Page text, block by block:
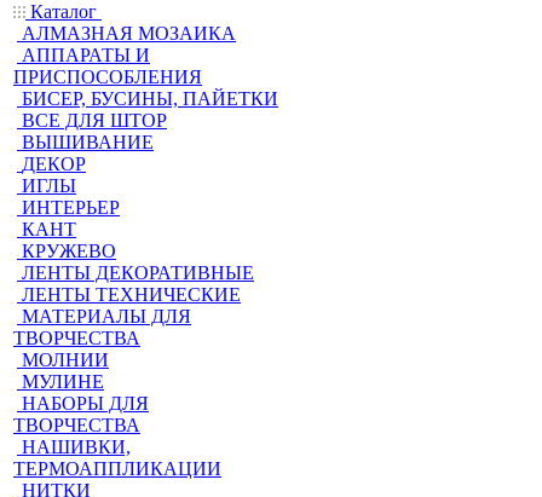
Каталог
АЛМАЗНАЯ МОЗАИКА
АППАРАТЫ И
ПРИСПОСОБЛЕНИЯ
БИСЕР, БУСИНЫ, ПАЙЕТКИ
ВСЕ ДЛЯ ШТОР
ВЫШИВАНИЕ
ДЕКОР
ИГЛЫ
ИНТЕРЬЕР
КАНТ
КРУЖЕВО
ЛЕНТЫ ДЕКОРАТИВНЫЕ
ЛЕНТЫ ТЕХНИЧЕСКИЕ
МАТЕРИАЛЫ ДЛЯ
ТВОРЧЕСТВА
МОЛНИИ
МУЛИНЕ
НАБОРЫ ДЛЯ
ТВОРЧЕСТВА
НАШИВКИ,
ТЕРМОАППЛИКАЦИИ
НИТКИ